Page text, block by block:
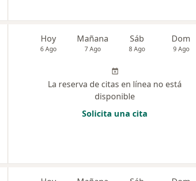
Hoy
6 Ago
Mañana
7 Ago
Sáb
8 Ago
Dom
9 Ago
La reserva de citas en línea no está
disponible
Solicita una cita